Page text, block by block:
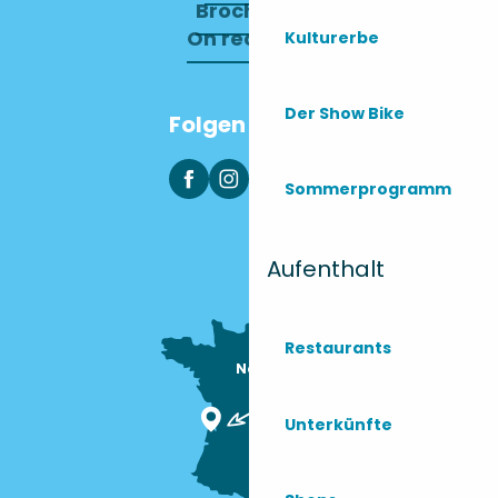
Kulturerbe
Der Show Bike
Sommerprogramm
Aufenthalt
Restaurants
Unterkünfte
Brochures
On recrute !
Folgen Sie uns
Nous sommes